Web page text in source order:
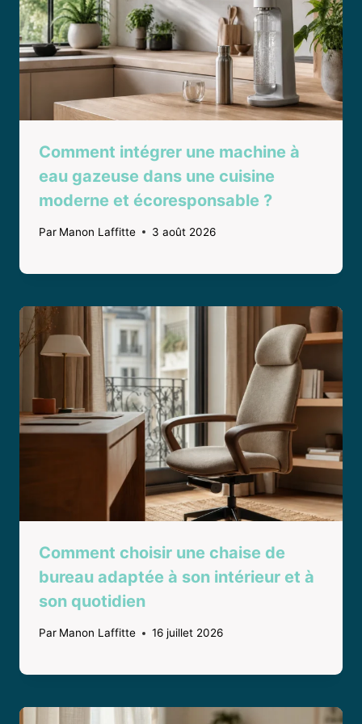
Comment intégrer une machine à
eau gazeuse dans une cuisine
moderne et écoresponsable ?
Par Manon Laffitte 3 août 2026
Comment choisir une chaise de
bureau adaptée à son intérieur et à
son quotidien
Par Manon Laffitte 16 juillet 2026